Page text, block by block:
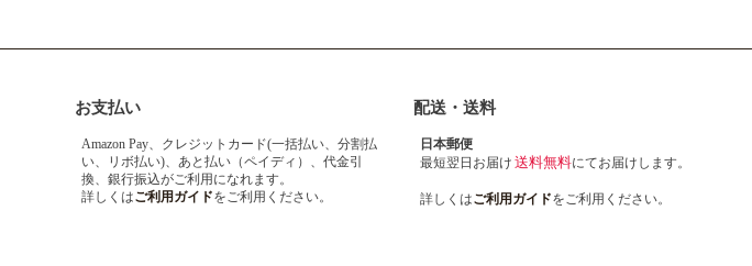
お支払い
Amazon Pay、クレジットカード(一括払い、分割払
い、リボ払い)、あと払い（ペイディ）、代金引
換、銀行振込がご利用になれます。
詳しくはご利用ガイドをご利用ください。
配送・送料
日本郵便
最短翌日お届け 送料無料にてお届けします。
詳しくはご利用ガイドをご利用ください。